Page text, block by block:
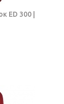
ED 300 |